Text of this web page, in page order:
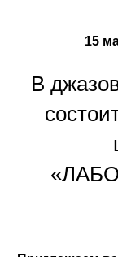
15
В